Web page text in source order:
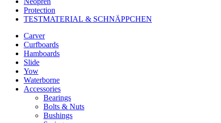
Protection
TESTMATERIAL & SCHNÄPPCHEN
Carver
Curfboards
Hamboards
Slide
Yow
Waterborne
Accessories
Bearings
Bolts & Nuts
Bushings